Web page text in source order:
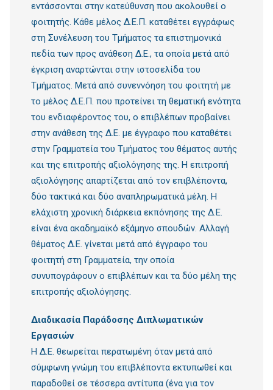
εντάσσονται στην κατεύθυνση που ακολουθεί ο
φοιτητής. Κάθε μέλος Δ.Ε.Π. καταθέτει εγγράφως
στη Συνέλευση του Τμήματος τα επιστημονικά
πεδία των προς ανάθεση Δ.Ε., τα οποία μετά από
έγκριση αναρτώνται στην ιστοσελίδα του
Τμήματος. Μετά από συνεννόηση του φοιτητή με
το μέλος Δ.Ε.Π. που προτείνει τη θεματική ενότητα
του ενδιαφέροντoς του, ο επιβλέπων προβαίνει
στην ανάθεση της Δ.Ε. με έγγραφο που καταθέτει
στην Γραμματεία του Τμήματος του θέματος αυτής
και της επιτροπής αξιολόγησης της. Η επιτροπή
αξιολόγησης απαρτίζεται από τον επιβλέποντα,
δύο τακτικά και δύο αναπληρωματικά μέλη. Η
ελάχιστη χρονική διάρκεια εκπόνησης της Δ.Ε.
είναι ένα ακαδημαϊκό εξάμηνο σπουδών. Αλλαγή
θέματος Δ.Ε. γίνεται μετά από έγγραφο του
φοιτητή στη Γραμματεία, την οποία
συνυπογράφουν ο επιβλέπων και τα δύο μέλη της
επιτροπής αξιολόγησης.
Διαδικασία Παράδοσης Διπλωματικών
Εργασιών
Η Δ.Ε. θεωρείται περατωμένη όταν μετά από
σύμφωνη γνώμη του επιβλέποντα εκτυπωθεί και
παραδοθεί σε τέσσερα αντίτυπα (ένα για τον